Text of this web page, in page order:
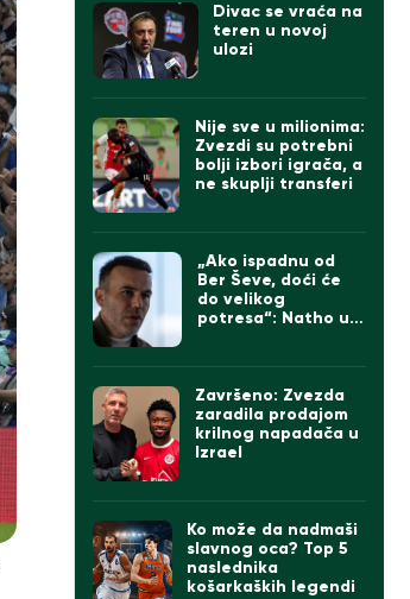
Divac se vraća na
teren u novoj
ulozi
Nije sve u milionima:
Zvezdi su potrebni
bolji izbori igrača, a
ne skuplji transferi
„Ako ispadnu od
Ber Ševe, doći će
do velikog
potresa“: Natho u
Završeno: Zvezda
zaradila prodajom
krilnog napadača u
Izrael
Ko može da nadmaši
slavnog oca? Top 5
naslednika
košarkaških legendi